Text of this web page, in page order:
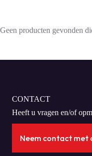
Geen producten gevonden
CONTACT
Heeft u vragen en/of
Neem contact met